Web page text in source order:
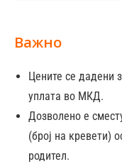
15.07.-22.07.2026
22.07-29.07.2026
29.07-05.08.2026
05.08.-12.08.2026
Важно
Цените се дадени
уплата во МКД.
Дозволено е
(број на кревети)
родител.